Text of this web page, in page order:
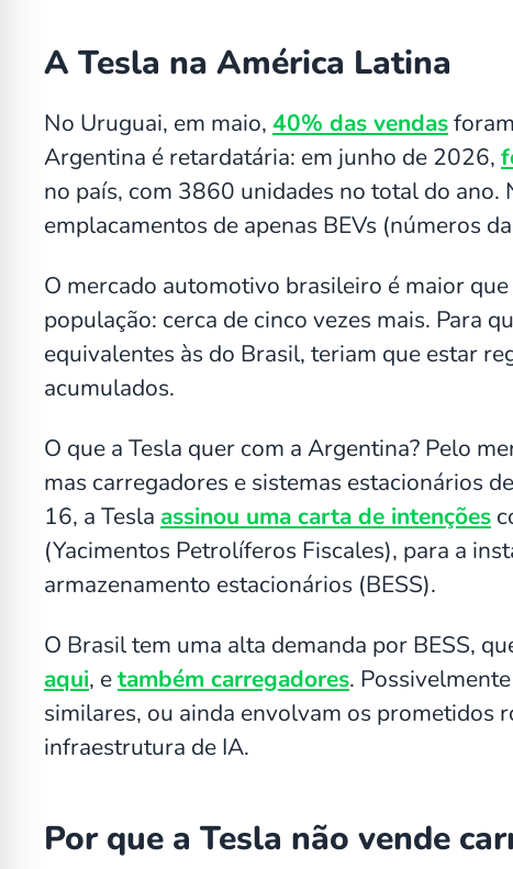
A Tesla na América Latina
No Uruguai, em maio, 40% das vendas
Argentina é retardatária: em junho de 2026,
no país, com 3860 unidades no total do
emplacamentos de apenas BEVs (números da
O mercado automotivo brasileiro é maior
população: cerca de cinco vezes mais. Para
equivalentes às do Brasil, teriam que estar
acumulados.
O que a Tesla quer com a Argentina? Pelo
mas carregadores e sistemas estacionários
16, a Tesla assinou uma carta de intenções
(Yacimentos Petrolíferos Fiscales), para a
armazenamento estacionários (BESS).
O Brasil tem uma alta demanda por BESS,
aqui, etambém carregadores.
similares, ou ainda envolvam os prometidos
infraestrutura de IA.
Por que a Tesla não vende